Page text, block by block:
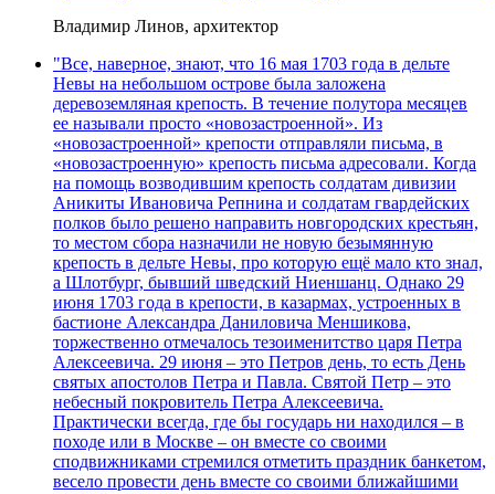
Владимир Линов, архитектор
"Все, наверное, знают, что 16 мая 1703 года в дельте
Невы на небольшом острове была заложена
деревоземляная крепость. В течение полутора месяцев
ее называли просто «новозастроенной». Из
«новозастроенной» крепости отправляли письма, в
«новозастроенную» крепость письма адресовали. Когда
на помощь возводившим крепость солдатам дивизии
Аникиты Ивановича Репнина и солдатам гвардейских
полков было решено направить новгородских крестьян,
то местом сбора назначили не новую безымянную
крепость в дельте Невы, про которую ещё мало кто знал,
а Шлотбург, бывший шведский Ниеншанц. Однако 29
июня 1703 года в крепости, в казармах, устроенных в
бастионе Александра Даниловича Меншикова,
торжественно отмечалось тезоименитство царя Петра
Алексеевича. 29 июня – это Петров день, то есть День
святых апостолов Петра и Павла. Святой Петр – это
небесный покровитель Петра Алексеевича.
Практически всегда, где бы государь ни находился – в
походе или в Москве – он вместе со своими
сподвижниками стремился отметить праздник банкетом,
весело провести день вместе со своими ближайшими